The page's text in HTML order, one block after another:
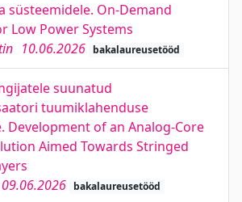
süsteemidele. On-Demand
Low Power Systems
10.06.2026 bakalaureusetööd
suunatud
tuumiklahenduse
Development of an Analog-Core
Aimed Towards Stringed
09.06.2026 bakalaureusetööd